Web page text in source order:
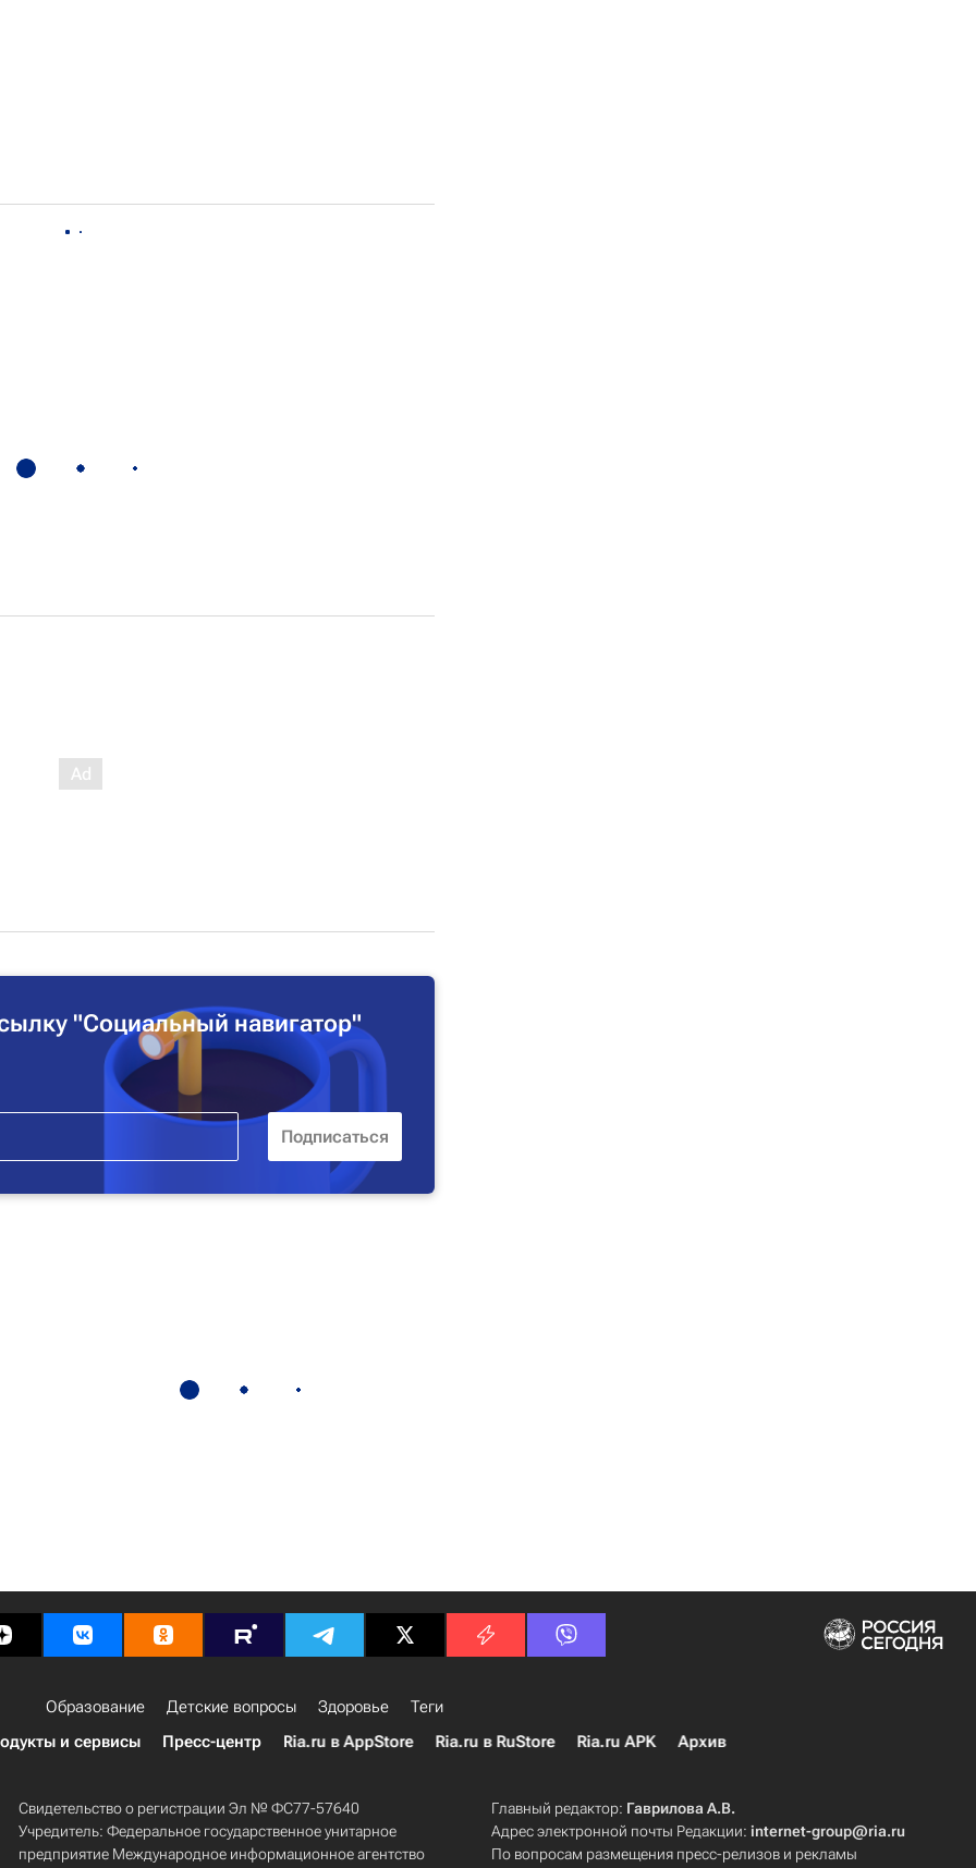
"Социальный навигатор"
Образование Детские вопросы Здоровье
Теги
и сервисы Пресс-центр Ria.ru в AppStore Ria.ru в RuStore Ria.ru APK Архив
Свидетельство о регистрации Эл № ФС77-57640
Учредитель: Федеральное государственное унитарное
предприятие Международное информационное агентство
Главный редактор: Гаврилова А.В.
Адрес электронной почты Редакции:internet-group@ria.ru
По вопросам размещения пресс-релизов и рекламы